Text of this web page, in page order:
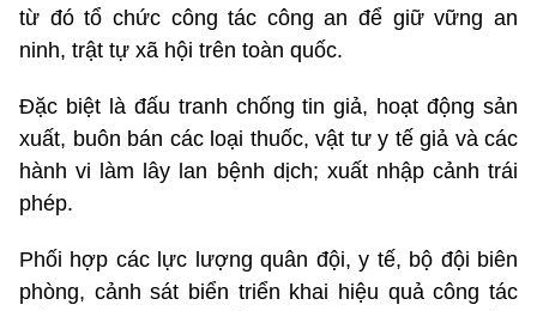
từ đó tổ chức công tác công an để giữ vững an
ninh, trật tự xã hội trên toàn quốc.
Đặc biệt là đấu tranh chống tin giả, hoạt động sản
xuất, buôn bán các loại thuốc, vật tư y tế giả và các
hành vi làm lây lan bệnh dịch; xuất nhập cảnh trái
phép.
Phối hợp các lực lượng quân đội, y tế, bộ đội biên
phòng, cảnh sát biển triển khai hiệu quả công tác